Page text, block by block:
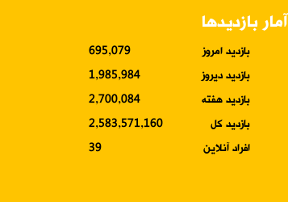
آمار بازدیدها
بازدید امروز
695,079
بازدید دیروز
1,985,984
بازدید هفته
2,700,084
بازدید کل
2,583,571,160
افراد آنلاین
39